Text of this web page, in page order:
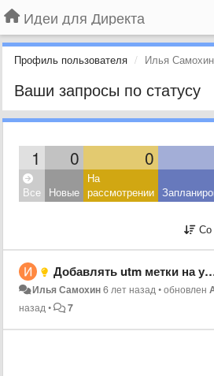
Идеи для Директа
Профиль пользователя Илья Самохин
Ваши запросы по статусу
1 0 0
Все Новые
На
рассмотрении
Со
Добавлять utm метки на уровне компании и группы, а не в каждую ссылку вручную (аналог в Google Ads)
Илья Самохин6 лет назад•обновлен
назад• 7